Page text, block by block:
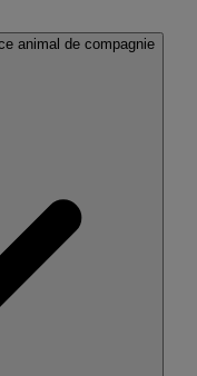
animal de compagnie